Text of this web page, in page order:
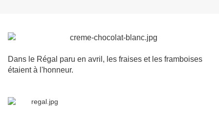
Dans le Régal paru en avril, les fraises et les framboises
étaient à l'honneur.